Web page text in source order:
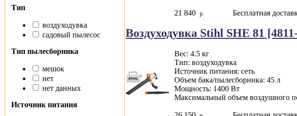
Тип
воздуходувка
садовый пылесос
Тип пылесборника
мешок
нет
нет данных
Источник питания
21 840 р. Бесплатная
Воздуходувка Stihl SHE 81
Вес: 4.5 кг
Тип: воздуходувка
Источник питания: сеть
Объем бака/пылесборника: 45 л
Мощность: 1400 Вт
Максимальный объем воздушного